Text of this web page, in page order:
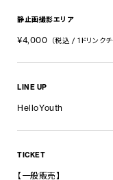
静止画撮影エリア
¥4,000 （税込 / 1ドリンクチ
LINE UP
HelloYouth
TICKET
【一般販売】